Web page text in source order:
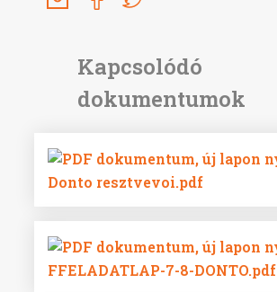
Donto resztvevoi.pdf
FFELADATLAP-7-8-DONTO.pdf